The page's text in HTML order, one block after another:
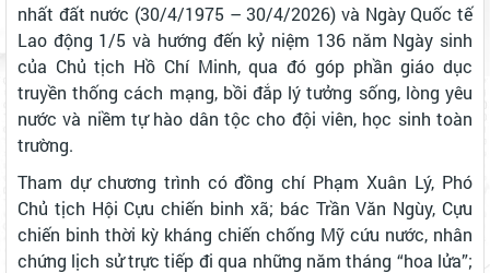
nhất đất nước (30/4/1975 – 30/4/2026) và Ngày Quốc tế
Lao động 1/5 và hướng đến kỷ niệm 136 năm Ngày sinh
của Chủ tịch Hồ Chí Minh, qua đó góp phần giáo dục
truyền thống cách mạng, bồi đắp lý tưởng sống, lòng yêu
nước và niềm tự hào dân tộc cho đội viên, học sinh toàn
trường.
Tham dự chương trình có đồng chí Phạm Xuân Lý, Phó
Chủ tịch Hội Cựu chiến binh xã; bác Trần Văn Ngùy, Cựu
chiến binh thời kỳ kháng chiến chống Mỹ cứu nước, nhân
chứng lịch sử trực tiếp đi qua những năm tháng “hoa lửa”;